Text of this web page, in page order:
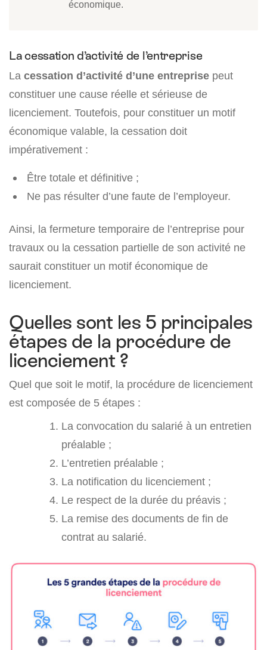
économique.
La cessation d’activité de l’entreprise
La cessation d’activité d’une entreprise peut
constituer une cause réelle et sérieuse de
licenciement. Toutefois, pour constituer un motif
économique valable, la cessation doit
impérativement :
Être totale et définitive ;
Ne pas résulter d’une faute de l’employeur.
Ainsi, la fermeture temporaire de l’entreprise pour
travaux ou la cessation partielle de son activité ne
saurait constituer un motif économique de
licenciement.
Quelles sont les 5 principales
étapes de la procédure de
licenciement ?
Quel que soit le motif, la procédure de licenciement
est composée de 5 étapes :
La convocation du salarié à un entretien
préalable ;
L’entretien préalable ;
La notification du licenciement ;
Le respect de la durée du préavis ;
La remise des documents de fin de
contrat au salarié.